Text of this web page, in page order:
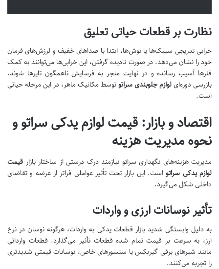
نظارت بر قطعات حیاتی تعلیق
خرابی تدریجی سیبک‌ها یا بوش‌ها، ابتدا با صداهای خفیف و لرزش‌های فرمان
خود را نشان می‌دهد. در صورت نادیده گرفتن، این خرابی‌ها می‌توانند به کمک
فنرها آسیب رسانده و در نهایت منجر به فرسایش ناهمگون تایرها شوند.
بازرسی دوره‌ایلوازم جلوبندی سراتوتوسط مکانیک ماهر، در این مرحله حیاتی
است.
اقتصاد و بازار: قیمت لوازم یدکی سراتو و
نحوه مدیریت هزینه
مدیریت هزینه‌های نگهداری سراتو نیازمند درک درستی از ساختار بازار قیمت
لوازم یدکی سراتواست. این بازار تحت تأثیر عواملی فراتر از عرضه و تقاضای
داخلی شکل می‌گیرد.
تأثیر نوسانات ارزی و واردات
به دلیل وابستگی شدید بازار قطعات یدکی به واردات، هرگونه نوسان در نرخ
ارز، به سرعت بر قیمت تمام شده قطعات تأثیر می‌گذارد. قطعات وارداتی
مانند شیرهای برقی گیربکس یا سنسورهای خاص، نوسانات قیمتی شدیدتری
را تجربه می‌کنند.